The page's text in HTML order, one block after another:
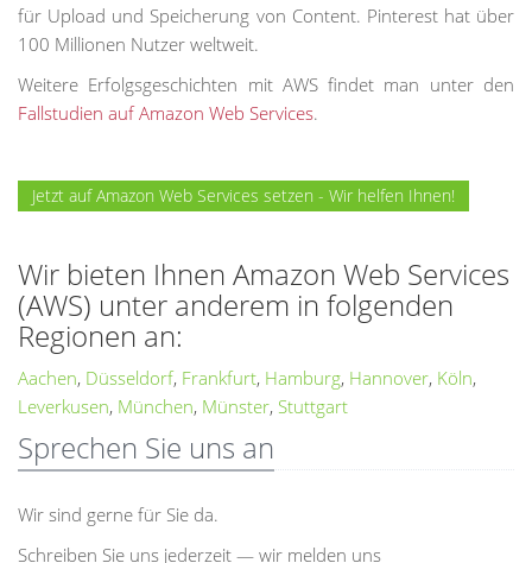
für Upload und Speicherung von Content. Pinterest hat über
100 Millionen Nutzer weltweit.
Weitere Erfolgsgeschichten mit AWS findet man unter den
Fallstudien auf Amazon Web Services.
Jetzt auf Amazon Web Services setzen - Wir helfen Ihnen!
Wir bieten Ihnen Amazon Web Services
(AWS) unter anderem in folgenden
Regionen an:
Aachen, Düsseldorf, Frankfurt, Hamburg, Hannover, Köln,
Leverkusen, München, Münster, Stuttgart
Sprechen Sie uns an
Wir sind gerne für Sie da.
Schreiben Sie uns jederzeit — wir melden uns